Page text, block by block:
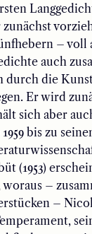
zunächst
–
auch
durch die
Er wird
sich aber
bis zu
(1953)
–
–